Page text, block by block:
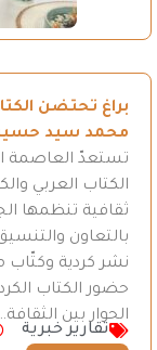
براغ تحتضن
محمد سيد
تستعدّ العاصمة
ثقافية تنظمها
بالتعاون
نشر كردية وكتّاب
حضور الكتاب
الحوار بين
تقارير خبرية